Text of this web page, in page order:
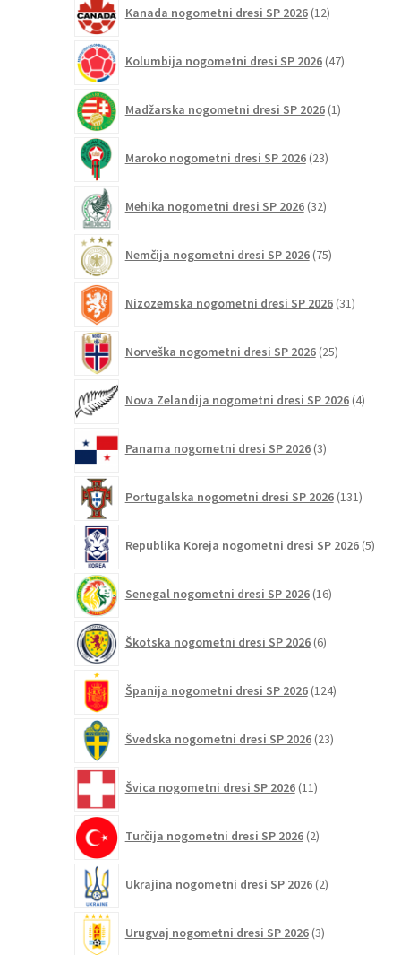
Kanada nogometni dresi SP 2026 12izdelkov
Kolumbija nogometni dresi SP 2026 47izdelkov
Madžarska nogometni dresi SP 2026 1izdelek
Maroko nogometni dresi SP 2026 23izdelkov
Mehika nogometni dresi SP 2026 32izdelkov
Nemčija nogometni dresi SP 2026 75izdelkov
Nizozemska nogometni dresi SP 2026 31izdelkov
Norveška nogometni dresi SP 2026 25izdelkov
Nova Zelandija nogometni dresi SP 2026 4izdelki
Panama nogometni dresi SP 2026 3izdelki
Portugalska nogometni dresi SP 2026 131
Republika Koreja nogometni dresi SP 2026 5
Senegal nogometni dresi SP 2026 16izdelkov
Škotska nogometni dresi SP 2026 6izdelkov
Španija nogometni dresi SP 2026 124izdelkov
Švedska nogometni dresi SP 2026 23izdelkov
Švica nogometni dresi SP 2026 11izdelkov
Turčija nogometni dresi SP 2026 2izdelka
Ukrajina nogometni dresi SP 2026 2izdelka
Urugvaj nogometni dresi SP 2026 3izdelki